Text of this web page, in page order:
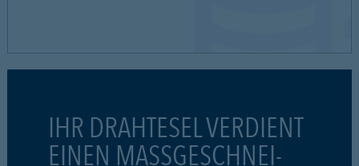
IHR DRAHTESEL VERDIENT
EINEN MASSGESCHNEI-